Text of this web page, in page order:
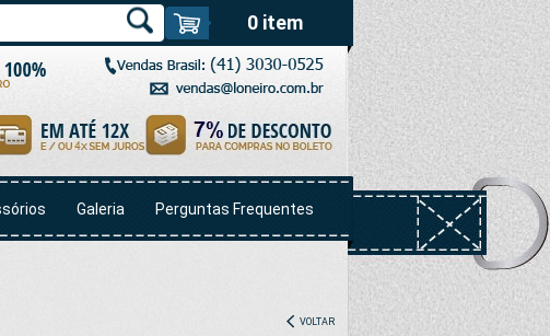
0 item
Galeria Perguntas Frequentes
VOLTAR